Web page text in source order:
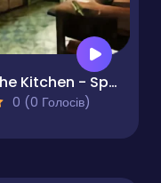
The Kitchen - Spot the differences
0 (0 Голосів)